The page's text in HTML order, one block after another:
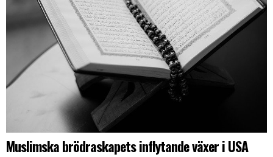
Muslimska brödraskapets inflytande växer i USA